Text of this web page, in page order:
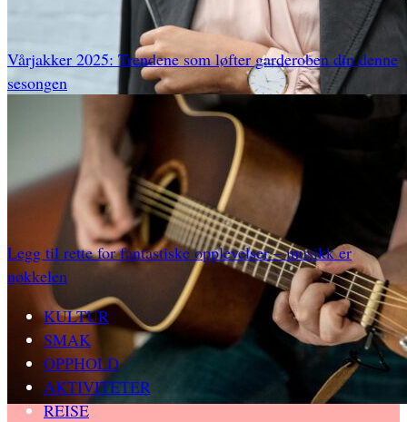
Vårjakker 2025: Trendene som løfter garderoben din denne
sesongen
Legg til rette for fantastiske opplevelser – musikk er
nøkkelen
KULTUR
SMAK
OPPHOLD
AKTIVITETER
REISE